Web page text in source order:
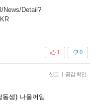
News/Detail?
0
1
신고 | 공감 확인
생) 나올꺼임